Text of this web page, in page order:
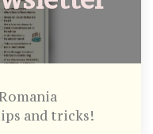
and tricks!